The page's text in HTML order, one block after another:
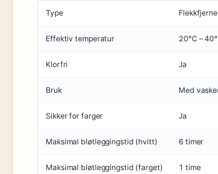
Type
Effektiv temperatur 20°C –
Klorfri Ja
Bruk Med
Sikker for farger Ja
Maksimal bløtleggingstid (hvitt) 6 timer
Maksimal bløtleggingstid (farget) 1 time